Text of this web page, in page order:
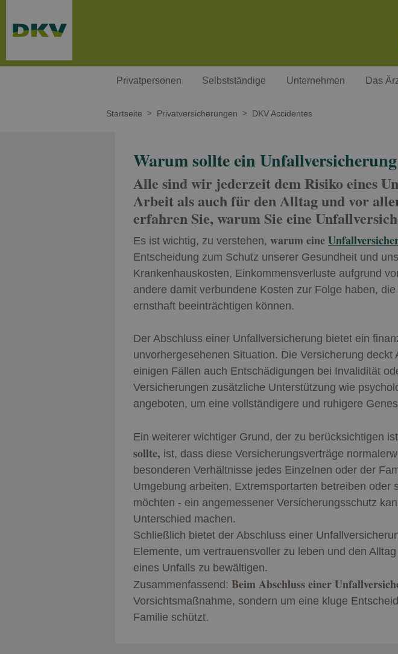
Privatpersonen Selbstständige Unternehmen Das
Startseite Privatversicherungen DKV Accidentes
Warum sollte ein Unfallversicherung
Alle sind wir jederzeit dem Risiko eines
Arbeit als auch für den Alltag und vor
erfahren Sie, warum Sie eine
Es ist wichtig, zu verstehen, warum eine
Entscheidung zum Schutz unserer Gesundheit und
Krankenhauskosten, Einkommensverluste aufgrund
andere damit verbundene Kosten zur Folge haben,
ernsthaft beeinträchtigen können.
Der Abschluss einer Unfallversicherung bietet ein
unvorhergesehenen Situation. Die Versicherung
einigen Fällen auch Entschädigungen bei Invalidität
Versicherungen zusätzliche Unterstützung wie
angeboten, um eine vollständigere und ruhigere
Ein weiterer wichtiger Grund, der zu berücksichtigen
sollte, ist, dass diese Versicherungsverträge
besonderen Verhältnisse jedes Einzelnen oder der
Umgebung arbeiten, Extremsportarten betreiben
möchten - ein angemessener Versicherungsschutz
Unterschied machen.
Schließlich bietet der Abschluss einer
Elemente, um vertrauensvoller zu leben und den
eines Unfalls zu bewältigen.
Zusammenfassend: Beim Abschluss einer
Vorsichtsmaßnahme, sondern um eine kluge
Familie schützt.